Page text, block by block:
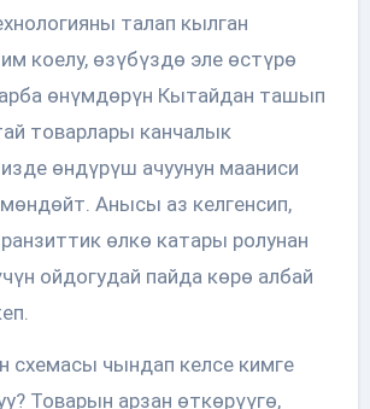
талап кылган
коелу, өзүбүздө эле өстүрө
өнүмдөрүн Кытайдан ташып
товарлары канчалык
өндүрүш ачуунун мааниси
Анысы аз келгенсип,
өлкө катары ролунан
ойдогудай пайда көрө албай
схемасы чындап келсе кимге
Товарын арзан өткөрүүгө,